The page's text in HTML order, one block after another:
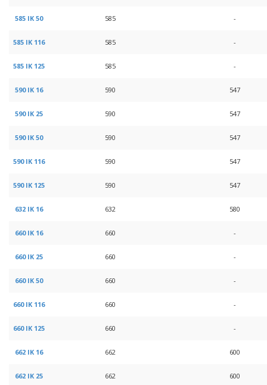
585 IK 50 585 -
585 IK 116 585 -
585 IK 125 585 -
590 IK 16 590 547
590 IK 25 590 547
590 IK 50 590 547
590 IK 116 590 547
590 IK 125 590 547
632 IK 16 632 580
660 IK 16 660 -
660 IK 25 660 -
660 IK 50 660 -
660 IK 116 660 -
660 IK 125 660 -
662 IK 16 662 600
662 IK 25 662 600